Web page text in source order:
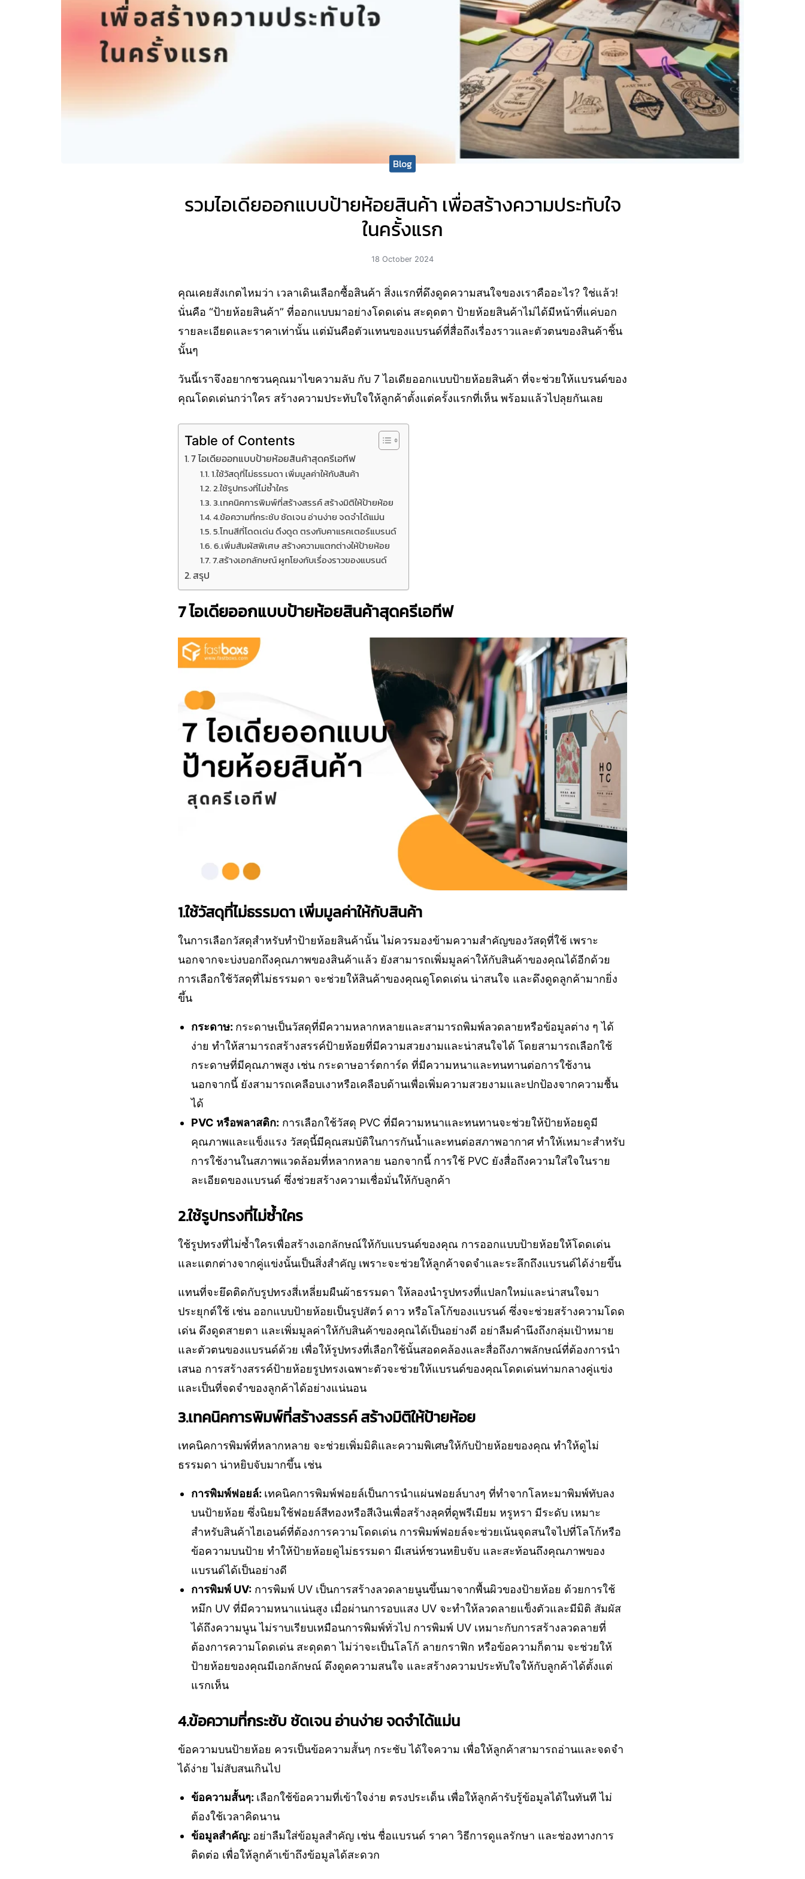
Blog
รวมไอเดียออกแบบป้ายห้อยสินค้า เพื่อสร้างความประทับใจ
ในครั้งแรก
18 October 2024
คุณเคยสังเกตไหมว่า เวลาเดินเลือกซื้อสินค้า สิ่งแรกที่ดึงดูดความสนใจของเราคืออะไร? ใช่แล้ว!
นั่นคือ “ป้ายห้อยสินค้า” ที่ออกแบบมาอย่างโดดเด่น สะดุดตา ป้ายห้อยสินค้าไม่ได้มีหน้าที่แค่บอก
รายละเอียดและราคาเท่านั้น แต่มันคือตัวแทนของแบรนด์ที่สื่อถึงเรื่องราวและตัวตนของสินค้าชิ้น
นั้นๆ
วันนี้เราจึงอยากชวนคุณมาไขความลับ กับ 7 ไอเดียออกแบบป้ายห้อยสินค้า ที่จะช่วยให้แบรนด์ของ
คุณโดดเด่นกว่าใคร สร้างความประทับใจให้ลูกค้าตั้งแต่ครั้งแรกที่เห็น พร้อมแล้วไปลุยกันเลย
Table of Contents
7 ไอเดียออกแบบป้ายห้อยสินค้าสุดครีเอทีฟ
1.ใช้วัสดุที่ไม่ธรรมดา เพิ่มมูลค่าให้กับสินค้า
2.ใช้รูปทรงที่ไม่ซ้ำใคร
3.เทคนิคการพิมพ์ที่สร้างสรรค์ สร้างมิติให้ป้ายห้อย
4.ข้อความที่กระชับ ชัดเจน อ่านง่าย จดจำได้แม่น
5.โทนสีที่โดดเด่น ดึงดูด ตรงกับคาแรคเตอร์แบรนด์
6.เพิ่มสัมผัสพิเศษ สร้างความแตกต่างให้ป้ายห้อย
7.สร้างเอกลักษณ์ ผูกโยงกับเรื่องราวของแบรนด์
สรุป
7 ไอเดียออกแบบป้ายห้อยสินค้าสุดครีเอทีฟ
1.ใช้วัสดุที่ไม่ธรรมดา เพิ่มมูลค่าให้กับสินค้า
ในการเลือกวัสดุสำหรับทำป้ายห้อยสินค้านั้น ไม่ควรมองข้ามความสำคัญของวัสดุที่ใช้ เพราะ
นอกจากจะบ่งบอกถึงคุณภาพของสินค้าแล้ว ยังสามารถเพิ่มมูลค่าให้กับสินค้าของคุณได้อีกด้วย
การเลือกใช้วัสดุที่ไม่ธรรมดา จะช่วยให้สินค้าของคุณดูโดดเด่น น่าสนใจ และดึงดูดลูกค้ามากยิ่ง
ขึ้น
กระดาษ: กระดาษเป็นวัสดุที่มีความหลากหลายและสามารถพิมพ์ลวดลายหรือข้อมูลต่าง ๆ ได้
ง่าย ทำให้สามารถสร้างสรรค์ป้ายห้อยที่มีความสวยงามและน่าสนใจได้ โดยสามารถเลือกใช้
กระดาษที่มีคุณภาพสูง เช่น กระดาษอาร์ตการ์ด ที่มีความหนาและทนทานต่อการใช้งาน
นอกจากนี้ ยังสามารถเคลือบเงาหรือเคลือบด้านเพื่อเพิ่มความสวยงามและปกป้องจากความชื้น
ได้
PVC หรือพลาสติก: การเลือกใช้วัสดุ PVC ที่มีความหนาและทนทานจะช่วยให้ป้ายห้อยดูมี
คุณภาพและแข็งแรง วัสดุนี้มีคุณสมบัติในการกันน้ำและทนต่อสภาพอากาศ ทำให้เหมาะสำหรับ
การใช้งานในสภาพแวดล้อมที่หลากหลาย นอกจากนี้ การใช้ PVC ยังสื่อถึงความใส่ใจในราย
ละเอียดของแบรนด์ ซึ่งช่วยสร้างความเชื่อมั่นให้กับลูกค้า
2.ใช้รูปทรงที่ไม่ซ้ำใคร
ใช้รูปทรงที่ไม่ซ้ำใครเพื่อสร้างเอกลักษณ์ให้กับแบรนด์ของคุณ การออกแบบป้ายห้อยให้โดดเด่น
และแตกต่างจากคู่แข่งนั้นเป็นสิ่งสำคัญ เพราะจะช่วยให้ลูกค้าจดจำและระลึกถึงแบรนด์ได้ง่ายขึ้น
แทนที่จะยึดติดกับรูปทรงสี่เหลี่ยมผืนผ้าธรรมดา ให้ลองนำรูปทรงที่แปลกใหม่และน่าสนใจมา
ประยุกต์ใช้ เช่น ออกแบบป้ายห้อยเป็นรูปสัตว์ ดาว หรือโลโก้ของแบรนด์ ซึ่งจะช่วยสร้างความโดด
เด่น ดึงดูดสายตา และเพิ่มมูลค่าให้กับสินค้าของคุณได้เป็นอย่างดี อย่าลืมคำนึงถึงกลุ่มเป้าหมาย
และตัวตนของแบรนด์ด้วย เพื่อให้รูปทรงที่เลือกใช้นั้นสอดคล้องและสื่อถึงภาพลักษณ์ที่ต้องการนำ
เสนอ การสร้างสรรค์ป้ายห้อยรูปทรงเฉพาะตัวจะช่วยให้แบรนด์ของคุณโดดเด่นท่ามกลางคู่แข่ง
และเป็นที่จดจำของลูกค้าได้อย่างแน่นอน
3.เทคนิคการพิมพ์ที่สร้างสรรค์ สร้างมิติให้ป้ายห้อย
เทคนิคการพิมพ์ที่หลากหลาย จะช่วยเพิ่มมิติและความพิเศษให้กับป้ายห้อยของคุณ ทำให้ดูไม่
ธรรมดา น่าหยิบจับมากขึ้น เช่น
การพิมพ์ฟอยล์: เทคนิคการพิมพ์ฟอยล์เป็นการนำแผ่นฟอยล์บางๆ ที่ทำจากโลหะมาพิมพ์ทับลง
บนป้ายห้อย ซึ่งนิยมใช้ฟอยล์สีทองหรือสีเงินเพื่อสร้างลุคที่ดูพรีเมียม หรูหรา มีระดับ เหมาะ
สำหรับสินค้าไฮเอนด์ที่ต้องการความโดดเด่น การพิมพ์ฟอยล์จะช่วยเน้นจุดสนใจไปที่โลโก้หรือ
ข้อความบนป้าย ทำให้ป้ายห้อยดูไม่ธรรมดา มีเสน่ห์ชวนหยิบจับ และสะท้อนถึงคุณภาพของ
แบรนด์ได้เป็นอย่างดี
การพิมพ์ UV:การพิมพ์ UV เป็นการสร้างลวดลายนูนขึ้นมาจากพื้นผิวของป้ายห้อย ด้วยการใช้
หมึก UV ที่มีความหนาแน่นสูง เมื่อผ่านการอบแสง UV จะทำให้ลวดลายแข็งตัวและมีมิติ สัมผัส
ได้ถึงความนูน ไม่ราบเรียบเหมือนการพิมพ์ทั่วไป การพิมพ์ UV เหมาะกับการสร้างลวดลายที่
ต้องการความโดดเด่น สะดุดตา ไม่ว่าจะเป็นโลโก้ ลายกราฟิก หรือข้อความก็ตาม จะช่วยให้
ป้ายห้อยของคุณมีเอกลักษณ์ ดึงดูดความสนใจ และสร้างความประทับใจให้กับลูกค้าได้ตั้งแต่
แรกเห็น
4.ข้อความที่กระชับ ชัดเจน อ่านง่าย จดจำได้แม่น
ข้อความบนป้ายห้อย ควรเป็นข้อความสั้นๆ กระชับ ได้ใจความ เพื่อให้ลูกค้าสามารถอ่านและจดจำ
ได้ง่าย ไม่สับสนเกินไป
ข้อความสั้นๆ: เลือกใช้ข้อความที่เข้าใจง่าย ตรงประเด็น เพื่อให้ลูกค้ารับรู้ข้อมูลได้ในทันที ไม่
ต้องใช้เวลาคิดนาน
ข้อมูลสำคัญ: อย่าลืมใส่ข้อมูลสำคัญ เช่น ชื่อแบรนด์ ราคา วิธีการดูแลรักษา และช่องทางการ
ติดต่อ เพื่อให้ลูกค้าเข้าถึงข้อมูลได้สะดวก